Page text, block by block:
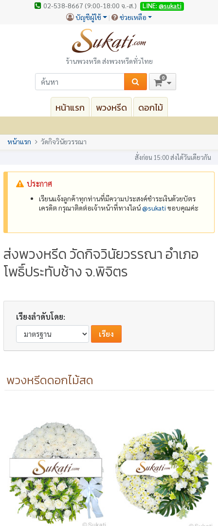
02-538-8667 (9:00-18:00 จ.-ส.) LINE: @sukati
บัญชีผู้ใช้ ช่วยเหลือ
ร้านพวงหรีด ส่งพวงหรีดทั่วไทย
0
หน้าแรก พวงหรีด ดอกไม้
หน้าแรก วัดกิจวินัยวรรณา
สั่งก่อน 15:00 ส่งได้วันเดียวกัน
ประกาศ
เรียนแจ้งลูกค้าทุกท่านที่มีความประสงค์ชำระเงินด้วยบัตร
เครดิต กรุณาติดต่อเจ้าหน้าที่ทางไลน์@‌sukati ขอบคุณค่ะ
ส่งพวงหรีด วัดกิจวินัยวรรณา อำเภอ
โพธิ์ประทับช้าง จ.พิจิตร
เรียงลำดับโดย:
พวงหรีดดอกไม้สด